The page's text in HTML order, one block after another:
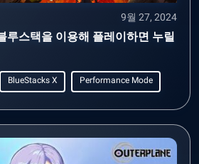
9월 27, 2024
루스택을 이용해 플레이하면 누릴
BlueStacks X Performance Mode